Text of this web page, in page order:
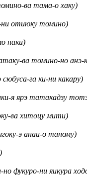
ва тама-о хаку)
отиюку томино)
наки)
ва томино-но анэ-
га ки-ни какару)
я ярэ татакадзу
ва хитоцу мити)
э анаи-о таному)
фукуро-ни яикура